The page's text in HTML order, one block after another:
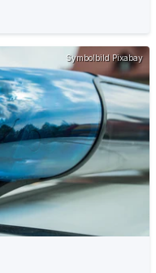
Symbolbild Pixabay